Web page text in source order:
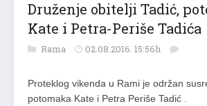
Druženje obitelji Tadić,
Kate i Petra-Periše Tadića
Rama 02.08.2016. 15:56h
Proteklog vikenda u Rami je održan
potomaka Kate i Petra Periše Tadić .